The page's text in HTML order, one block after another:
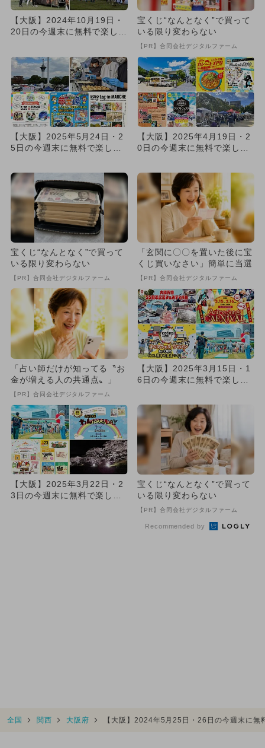
【大阪】2024年10月19日・
20日の今週末に無料で楽しめ
宝くじ“なんとなく”で買って
いる限り変わらない
【PR】合同会社デジタルファーム
【大阪】2025年5月24日・2
5日の今週末に無料で楽しめ
【大阪】2025年4月19日・2
0日の今週末に無料で楽しめ
宝くじ“なんとなく”で買って
いる限り変わらない
【PR】合同会社デジタルファーム
「玄関に〇〇を置いた後に宝
くじ買いなさい」簡単に当選
【PR】合同会社デジタルファーム
「占い師だけが知ってる〝お
金が増える人の共通点〟」
【PR】合同会社デジタルファーム
【大阪】2025年3月15日・1
6日の今週末に無料で楽しめ
【大阪】2025年3月22日・2
3日の今週末に無料で楽しめ
宝くじ“なんとなく”で買って
いる限り変わらない
【PR】合同会社デジタルファーム
Recommended by
全国 関西 大阪府 【大阪】2024年5月25日・26日の今週末に